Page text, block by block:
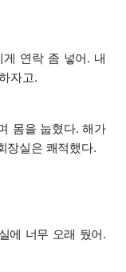
연락 좀 넣어. 내
자고.
몸을 눕혔다. 해가
장실은 쾌적했다.
에 너무 오래 뒀어.